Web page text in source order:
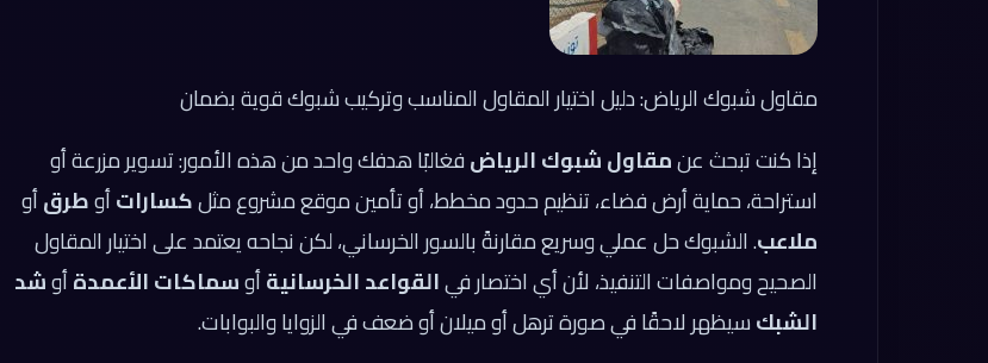
مقاول شبوك الرياض: دليل اختيار المقاول المناسب وتركيب شبوك قوية بضمان
إذا كنت تبحث عنمقاول شبوك الرياضفغالبًا هدفك واحد من هذه الأمور: تسوير مزرعة أو
استراحة، حماية أرض فضاء، تنظيم حدود مخطط، أو تأمين موقع مشروع مثلكساراتأوطرقأو
ملاعب. الشبوك حل عملي وسريع مقارنةً بالسور الخرساني، لكن نجاحه يعتمد على اختيار المقاول
الصحيح ومواصفات التنفيذ، لأن أي اختصار فيالقواعد الخرسانيةأوسماكات الأعمدةأوشد
الشبكسيظهر لاحقًا في صورة ترهل أو ميلان أو ضعف في الزوايا والبوابات.